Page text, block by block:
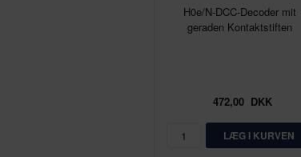
H0e/N-DCC-Decoder mit
geraden Kontaktstiften
472,00 DKK